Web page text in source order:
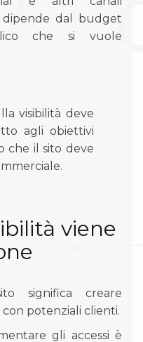
dal budget
che si vuole
visibilità deve
agli obiettivi
che il sito deve
viene
significa creare
potenziali clienti.
gli accessi è